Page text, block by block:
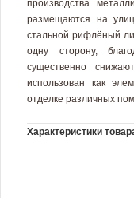
производства
размещаются на
стальной рифлёный
одну сторону,
существенно
использован как
отделке различных
Характеристики